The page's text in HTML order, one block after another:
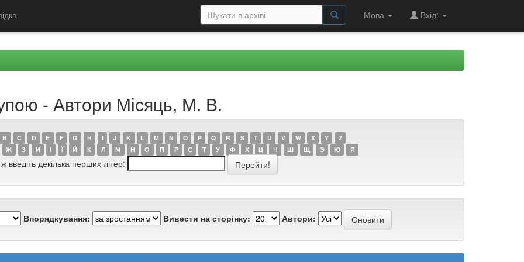
Мова Вхід:
- Автори Місяць, М. В.
B C D E F G H I J K L M N O P Q R S T U V W X Y
Z
Ж З И І Ї Й К Л М Н О П Р С Т У Ф Х Ц Ч Ш Щ Э Ю Я
введіть декілька перших літер:
Впорядкування: Вивести на сторінку: Автори: